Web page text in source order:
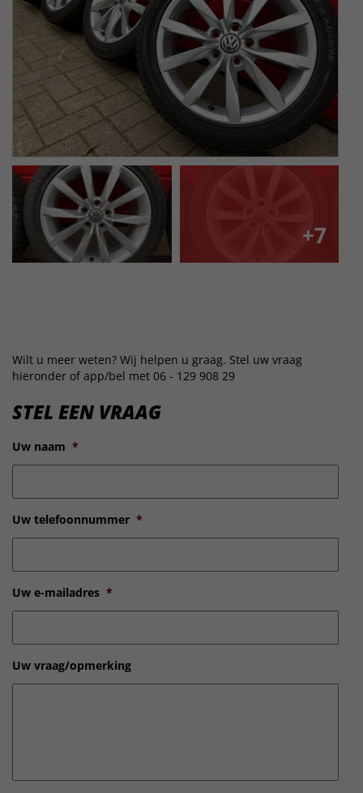
+7
Wilt u meer weten? Wij helpen u graag. Stel uw vraag
hieronder of app/bel met 06 - 129 908 29
STEL EEN VRAAG
Uw naam *
Uw telefoonnummer *
Uw e-mailadres *
Uw vraag/opmerking